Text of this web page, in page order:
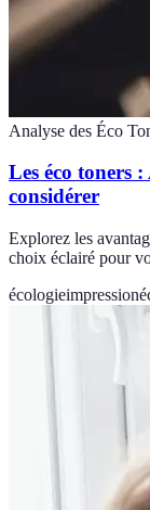
Analyse des Éco
Les éco toners
considérer
Explorez les
choix éclairé pour
écologieimpression